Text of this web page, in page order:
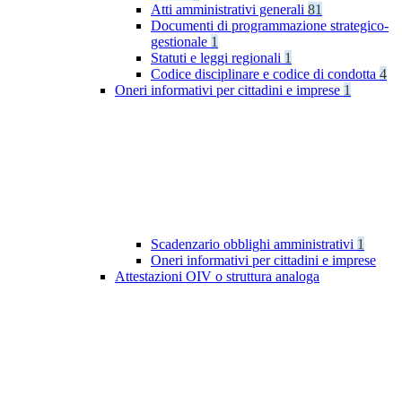
Atti amministrativi generali 81
Documenti di programmazione strategico-
gestionale 1
Statuti e leggi regionali 1
Codice disciplinare e codice di condotta 4
Oneri informativi per cittadini e imprese 1
Scadenzario obblighi amministrativi 1
Oneri informativi per cittadini e imprese
Attestazioni OIV o struttura analoga